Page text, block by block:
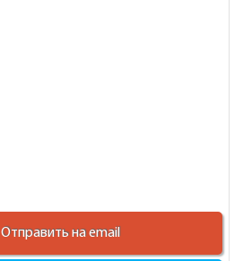
Отправить на email